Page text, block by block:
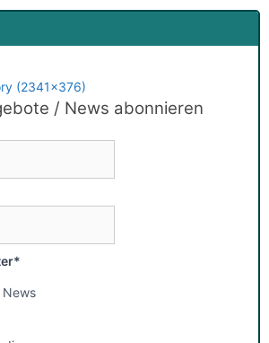
/ News abonnieren